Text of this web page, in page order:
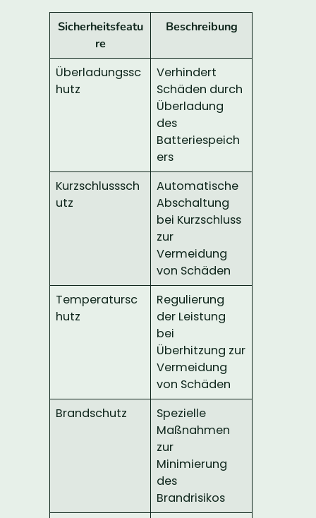
Sicherheitsfeatu
re
Beschreibung
Überladungssc
hutz
Verhindert
Schäden durch
Überladung
des
Batteriespeich
ers
Kurzschlusssch
utz
Automatische
Abschaltung
bei Kurzschluss
zur
Vermeidung
von Schäden
Temperatursc
hutz
Regulierung
der Leistung
bei
Überhitzung zur
Vermeidung
von Schäden
Brandschutz
Spezielle
Maßnahmen
zur
Minimierung
des
Brandrisikos